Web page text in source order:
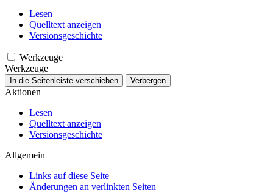
Lesen
Quelltext anzeigen
Versionsgeschichte
Werkzeuge
Werkzeuge
In die Seitenleiste verschieben Verbergen
Aktionen
Lesen
Quelltext anzeigen
Versionsgeschichte
Allgemein
Links auf diese Seite
Änderungen an verlinkten Seiten